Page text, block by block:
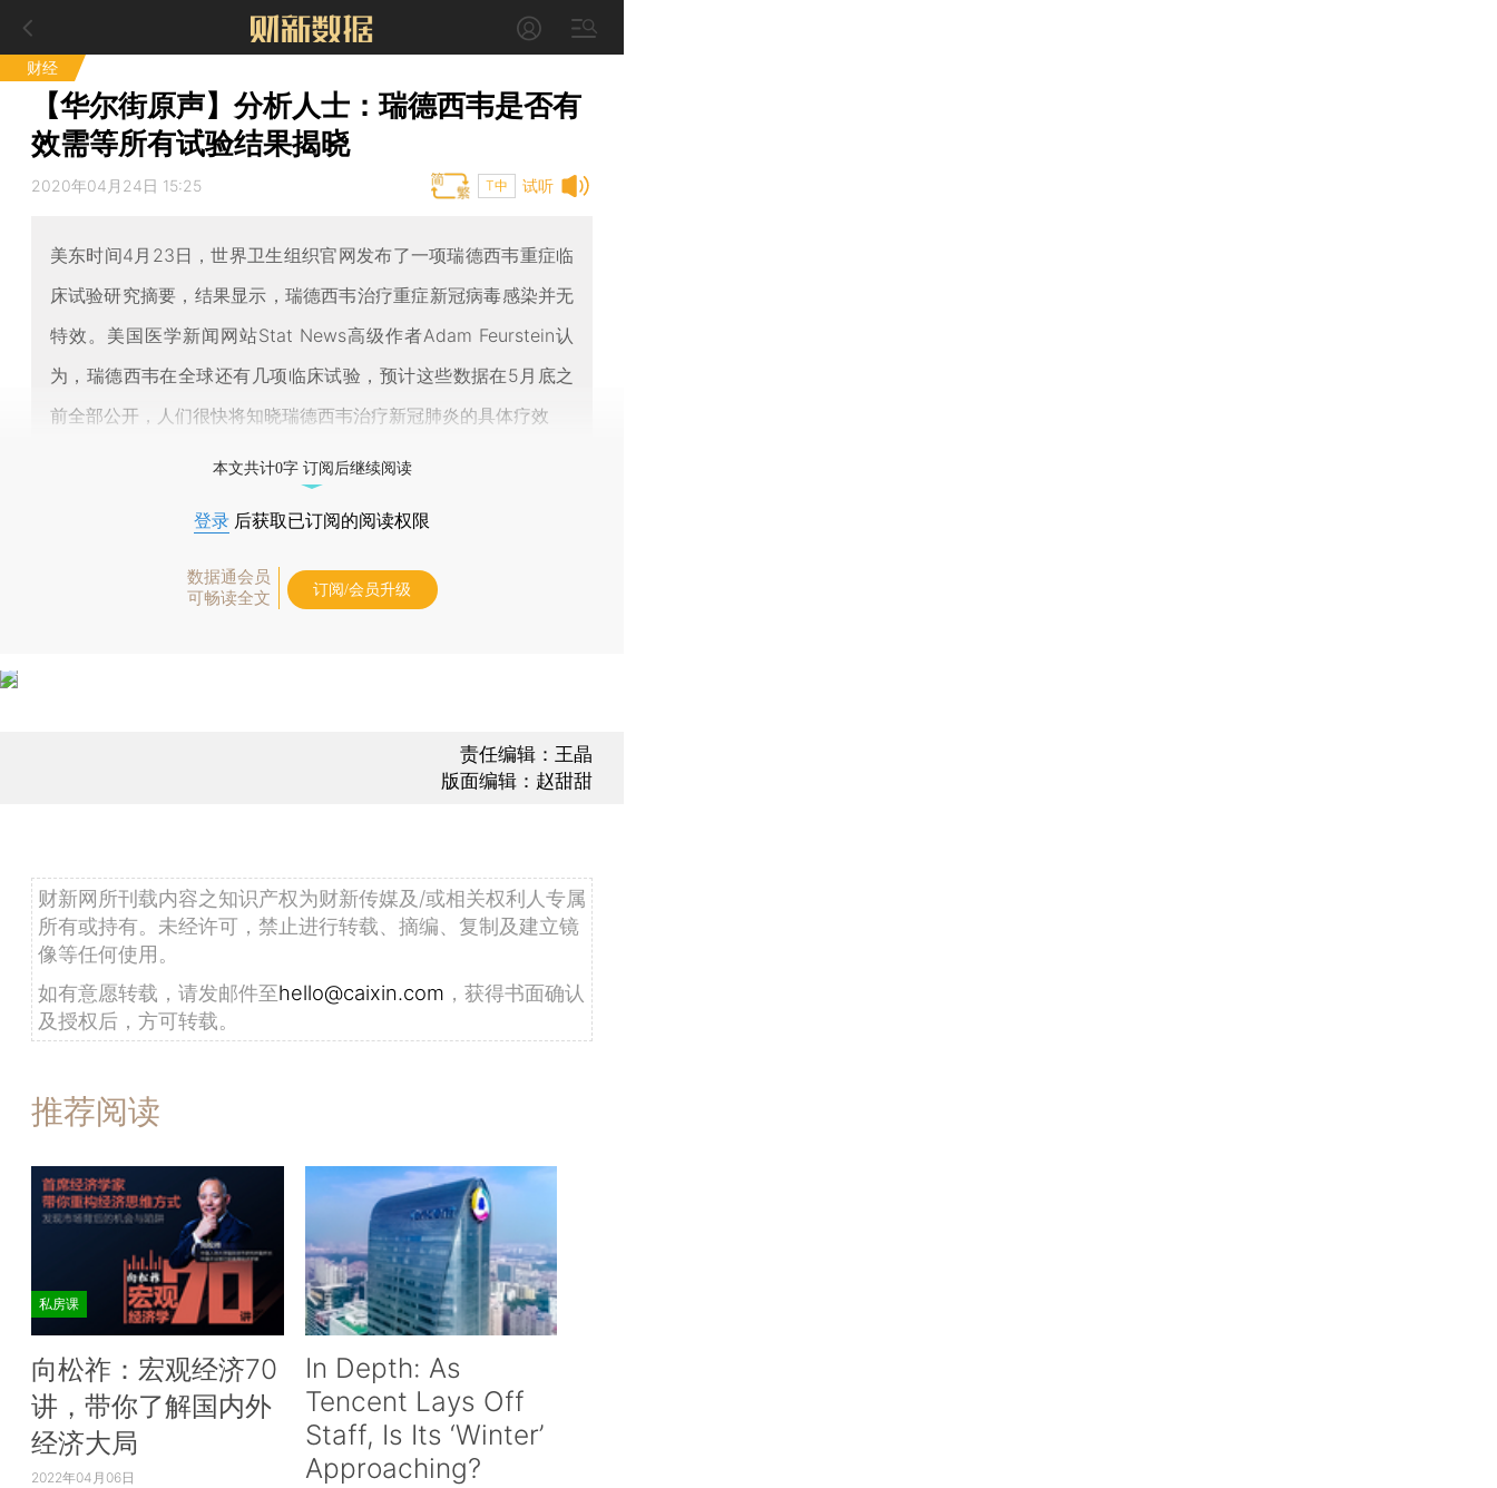
财经
【华尔街原声】分析人士：瑞德西韦是否有
效需等所有试验结果揭晓
试听
2020年04月24日 15:25 T中
美东时间4月23日，世界卫生组织官网发布了一项瑞德西韦重症临
床试验研究摘要，结果显示，瑞德西韦治疗重症新冠病毒感染并无
特效。美国医学新闻网站Stat News高级作者Adam Feurstein认
为，瑞德西韦在全球还有几项临床试验，预计这些数据在5月底之
前全部公开，人们很快将知晓瑞德西韦治疗新冠肺炎的具体疗效
本文共计0字 订阅后继续阅读
登录 后获取已订阅的阅读权限
数据通会员
可畅读全文
订阅/会员升级
责任编辑：王晶
版面编辑：赵甜甜
财新网所刊载内容之知识产权为财新传媒及/或相关权利人专属
所有或持有。未经许可，禁止进行转载、摘编、复制及建立镜
像等任何使用。
如有意愿转载，请发邮件至hello@caixin.com ，获得书面确认
及授权后，方可转载。
推荐阅读
私房课
向松祚：宏观经济70
讲，带你了解国内外
经济大局
2022年04月06日
In Depth: As
Tencent Lays Off
Staff, Is Its ‘Winter’
Approaching?